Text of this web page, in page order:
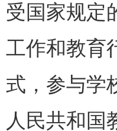
受国家规定
工作和教育
式，参与学
人民共和国